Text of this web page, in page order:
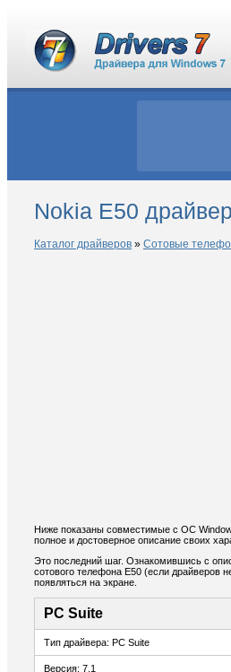
Nokia E50
Каталог драйверов » Сотовые
Ниже показаны совместимые с ОС
полное и достоверное описание своих
Это последний шаг. Ознакомившись с
сотового телефона E50 (если драйверов
появляться на экране.
PC Suite
Тип драйвера: PC Suite
Версия: 7.1